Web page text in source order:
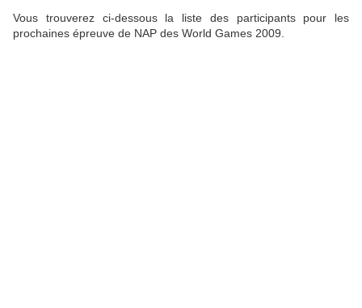
Vous trouverez ci-dessous la liste des participants pour les
prochaines épreuve de NAP des World Games 2009.